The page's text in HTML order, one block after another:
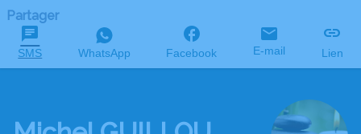
Partager
SMS WhatsApp Facebook E-mail Lien